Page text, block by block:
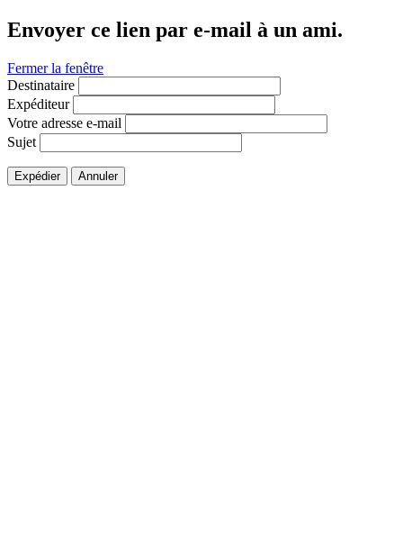
Envoyer ce lien par e-mail à un ami.
Fermer la fenêtre
Destinataire
Expéditeur
Votre adresse e-mail
Sujet
Expédier Annuler